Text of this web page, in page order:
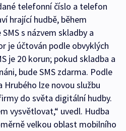
telefonní číslo a telefon
hrající hudbě, během
s názvem skladby a
je účtován podle obvyklých
je 20 korun; pokud skladba a
bude SMS zdarma. Podle
lze novou službu
do světa digitální hudby.
vysvětlovat,“ uvedl. Hudba
velkou oblast mobilního